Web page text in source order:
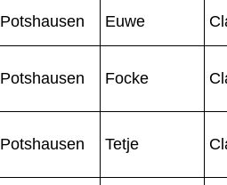
Potshausen Euwe
Potshausen Focke
Potshausen Tetje